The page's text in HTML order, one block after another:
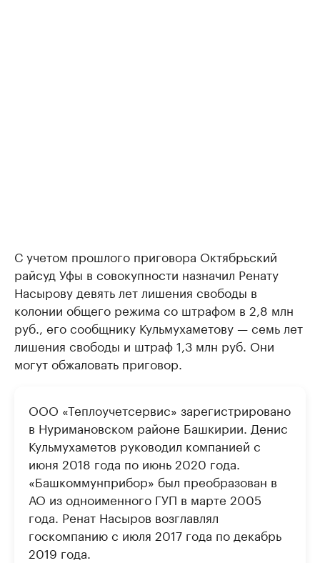
С учетом прошлого приговора Октябрьский
райсуд Уфы в совокупности назначил Ренату
Насырову девять лет лишения свободы в
колонии общего режима со штрафом в 2,8 млн
руб., его сообщнику Кульмухаметову — семь лет
лишения свободы и штраф 1,3 млн руб. Они
могут обжаловать приговор.
ООО «Теплоучетсервис» зарегистрировано
в Нуримановском районе Башкирии. Денис
Кульмухаметов руководил компанией с
июня 2018 года по июнь 2020 года.
«Башкоммунприбор» был преобразован в
АО из одноименного ГУП в марте 2005
года. Ренат Насыров возглавлял
госкомпанию с июля 2017 года по декабрь
2019 года.